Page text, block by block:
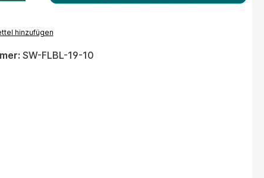
hinzufügen
SW-FLBL-19-10